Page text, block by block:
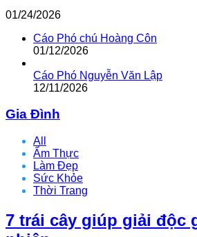
01/24/2026
Cáo Phó chú Hoàng Côn
01/12/2026
Cáo Phó Nguyễn Văn Lập
12/11/2026
Gia Đình
All
Ẩm Thực
Làm Đẹp
Sức Khỏe
Thời Trang
7 trái cây giúp giải độc